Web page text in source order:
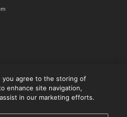
you agree to the storing of
enhance site navigation,
in our marketing efforts.